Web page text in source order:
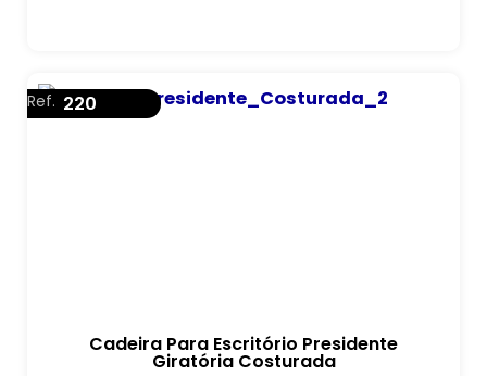
Cadeira Para Escritório Presidente
Giratória Costurada
Ref. 220